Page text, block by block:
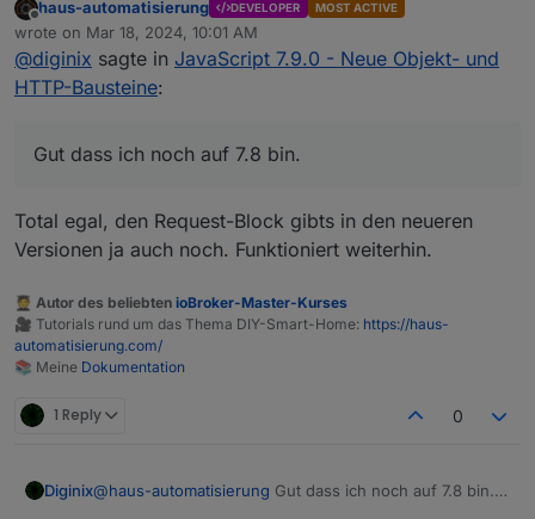
Weiterverarbeitung über result läuft. Wäre echt gut,
wenn sowohl der Variablenname als auch der Inhalt bei
den neuen Blöcken identisch bliebe. response.data
schaue ich mir gerne mal an, aber damit alle
produktiven Skripte weiter funktionieren, wäre diese
Offline
haus-automatisierung DEVELOPER MOST ACTIVE
wrote on Mar 18, 2024, 10:01 AM
last edited by
@diginix sagte in JavaScript 7.9.0 - Neue Objekt- und
HTTP-Bausteine:
Gut dass ich noch auf 7.8 bin.
Total egal, den Request-Block gibts in den neueren
Versionen ja auch noch. Funktioniert weiterhin.
🧑‍🎓 Autor des beliebten ioBroker-Master-Kurses
🎥 Tutorials rund um das Thema DIY-Smart-Home: https://haus-
automatisierung.com/
📚 Meine Dokumentation
1 Reply 0
Diginix@haus-automatisierung Gut dass ich noch auf 7.8 bin.